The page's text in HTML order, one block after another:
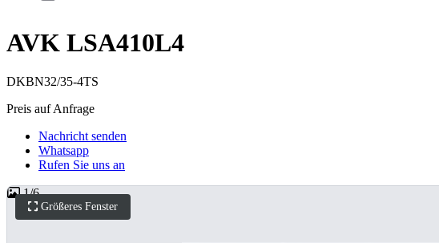
AVK LSA410L4
DKBN32/35-4TS
Preis auf Anfrage
Nachricht senden
Whatsapp
Rufen Sie uns an
Größeres Fenster
1/6